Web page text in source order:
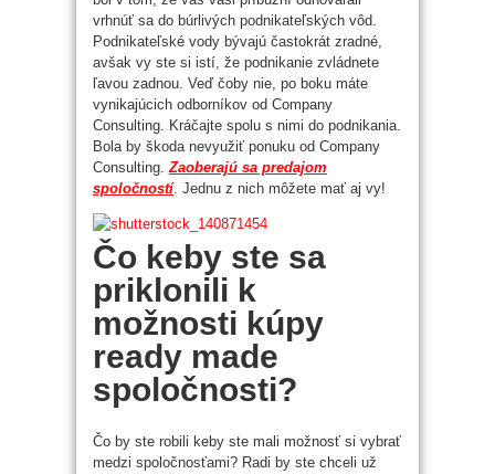
vrhnúť sa do búrlivých podnikateľských vôd.
Podnikateľské vody bývajú častokrát zradné,
avšak vy ste si istí, že podnikanie zvládnete
ľavou zadnou. Veď čoby nie, po boku máte
vynikajúcich odborníkov od Company
Consulting. Kráčajte spolu s nimi do podnikania.
Bola by škoda nevyužiť ponuku od Company
Consulting. Zaoberajú sa predajom
spoločností. Jednu z nich môžete mať aj vy!
Čo keby ste sa
priklonili k
možnosti kúpy
ready made
spoločnosti?
Čo by ste robili keby ste mali možnosť si vybrať
medzi spoločnosťami? Radi by ste chceli už